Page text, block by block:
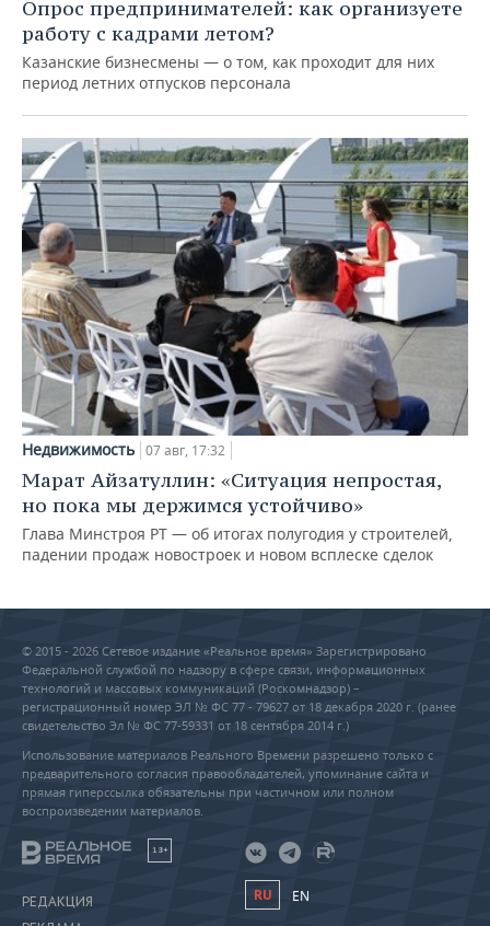
Опрос предпринимателей: как организуете
работу с кадрами летом?
Казанские бизнесмены — о том, как проходит для них
период летних отпусков персонала
Недвижимость 07 авг, 17:32
Марат Айзатуллин: «Ситуация непростая,
но пока мы держимся устойчиво»
Глава Минстроя РТ — об итогах полугодия у строителей,
падении продаж новостроек и новом всплеске сделок
© 2015 - 2026 Сетевое издание «Реальное время» Зарегистрировано
Федеральной службой по надзору в сфере связи, информационных
технологий и массовых коммуникаций (Роскомнадзор) –
регистрационный номер ЭЛ № ФС 77 - 79627 от 18 декабря 2020 г. (ранее
свидетельство Эл № ФС 77-59331 от 18 сентября 2014 г.)
Использование материалов Реального Времени разрешено только с
предварительного согласия правообладателей, упоминание сайта и
прямая гиперссылка обязательны при частичном или полном
воспроизведении материалов.
18+
РЕДАКЦИЯ
RU EN